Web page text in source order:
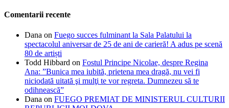
Comentarii recente
Dana on Fuego succes fulminant la Sala Palatului la
spectacolul aniversar de 25 de ani de carieră! A adus pe scenă
80 de artiști
Todd Hibbard on Fostul Principe Nicolae, despre Regina
Ana: ”Bunica mea iubită, prietena mea dragă, nu vei fi
niciodată uitată şi mulţi te vor regreta. Dumnezeu să te
odihnească”
Dana on FUEGO PREMIAT DE MINISTERUL CULTURII